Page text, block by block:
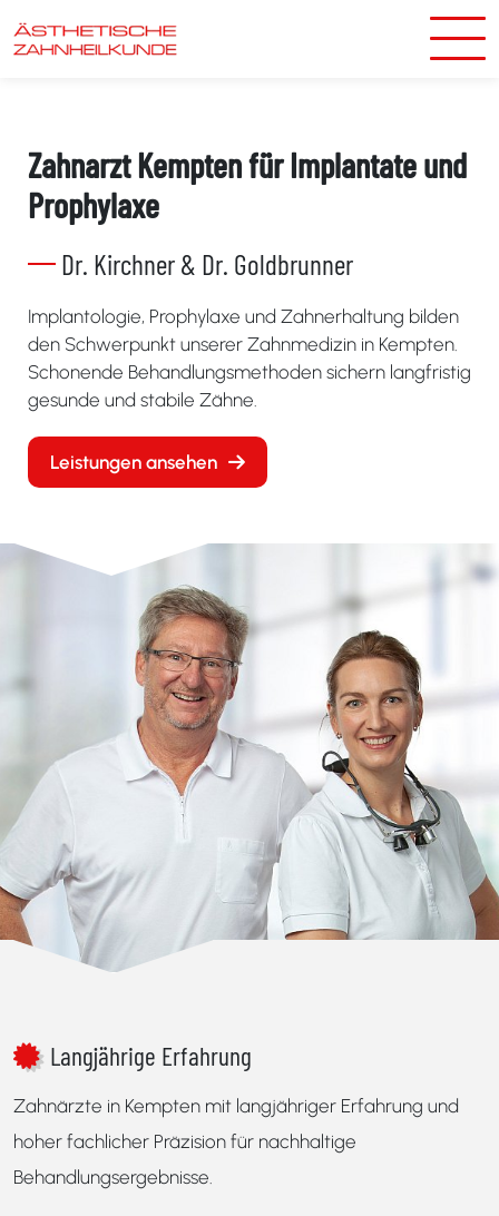
Zahnarzt Kempten für Implantate und
Prophylaxe
Dr. Kirchner & Dr. Goldbrunner
Implantologie, Prophylaxe und Zahnerhaltung bilden
den Schwerpunkt unserer Zahnmedizin in Kempten.
Schonende Behandlungsmethoden sichern langfristig
gesunde und stabile Zähne.
Leistungen ansehen
Langjährige Erfahrung
Zahnärzte in Kempten mit langjähriger Erfahrung und
hoher fachlicher Präzision für nachhaltige
Behandlungsergebnisse.